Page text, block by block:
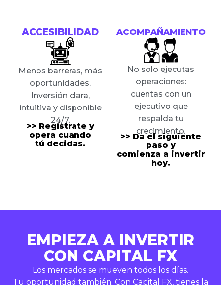
ACCESIBILIDAD
Menos barreras, más
oportunidades.
Inversión clara,
intuitiva y disponible
24/7.
>> Regístrate y
opera cuando
tú decidas.
ACOMPAÑAMIENTO
No solo ejecutas
operaciones:
cuentas con un
ejecutivo que
respalda tu
crecimiento.
>> Da el siguiente
paso y
comienza a invertir
hoy.
EMPIEZA A INVERTIR
CON CAPITAL FX
Los mercados se mueven todos los días.
Tu oportunidad también. Con Capital FX, tienes la